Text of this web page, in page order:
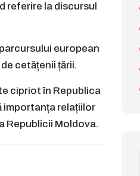
referire la discursul
european
cetățenii țării.
cipriot în Republica
importanța relațiilor
Republicii Moldova.